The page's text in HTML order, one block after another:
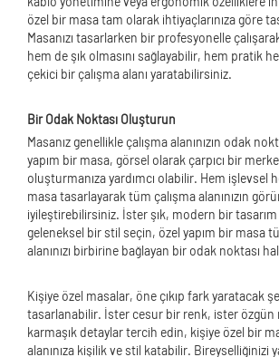
özel bir masa tam olarak ihtiyaçlarınıza göre
Masanızı tasarlarken bir profesyonelle
hem de şık olmasını sağlayabilir, hem pratik
çekici bir çalışma alanı yaratabilirsiniz.
Bir Odak Noktası Oluşturun
Masanız genellikle çalışma alanınızın odak
yapım bir masa, görsel olarak çarpıcı bir
oluşturmanıza yardımcı olabilir. Hem işlevsel
masa tasarlayarak tüm çalışma alanınızın
iyileştirebilirsiniz. İster şık, modern bir
geleneksel bir stil seçin, özel yapım bir masa
alanınızı birbirine bağlayan bir odak noktası
Kişiye özel masalar, öne çıkıp fark yaratacak
tasarlanabilir. İster cesur bir renk, ister özgün
karmaşık detaylar tercih edin, kişiye özel bir
alanınıza kişilik ve stil katabilir. Bireyselliğinizi